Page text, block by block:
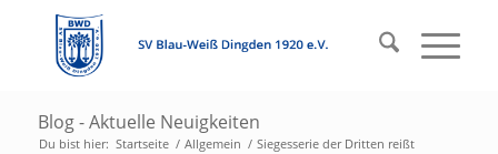
Blog - Aktuelle Neuigkeiten
Du bist hier: Startseite / Allgemein / Siegesserie der Dritten reißt